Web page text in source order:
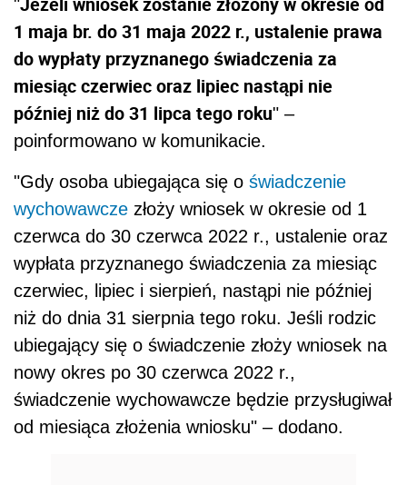
"
1 maja br. do 31 maja 2022 r., ustalenie prawa
do wypłaty przyznanego świadczenia za
miesiąc czerwiec oraz lipiec nastąpi nie
później niż do 31 lipca tego roku" –
poinformowano w komunikacie.
"Gdy osoba ubiegająca się o świadczenie
wychowawcze złoży wniosek w okresie od 1
czerwca do 30 czerwca 2022 r., ustalenie oraz
wypłata przyznanego świadczenia za miesiąc
czerwiec, lipiec i sierpień, nastąpi nie później
niż do dnia 31 sierpnia tego roku. Jeśli rodzic
ubiegający się o świadczenie złoży wniosek na
nowy okres po 30 czerwca 2022 r.,
świadczenie wychowawcze będzie przysługiwał
od miesiąca złożenia wniosku" – dodano.